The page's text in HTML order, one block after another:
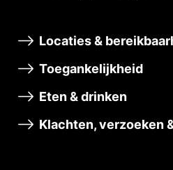
Locaties &
Toegankelijkheid
Eten & drinken
Klachten, verzoeken